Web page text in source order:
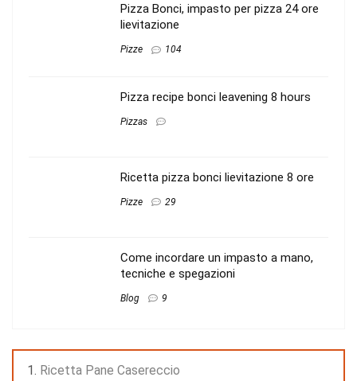
Pizza Bonci, impasto per pizza 24 ore
lievitazione
Pizze 104
Pizza recipe bonci leavening 8 hours
Pizzas
Ricetta pizza bonci lievitazione 8 ore
Pizze 29
Come incordare un impasto a mano,
tecniche e spegazioni
Blog 9
Ricetta Pane Casereccio